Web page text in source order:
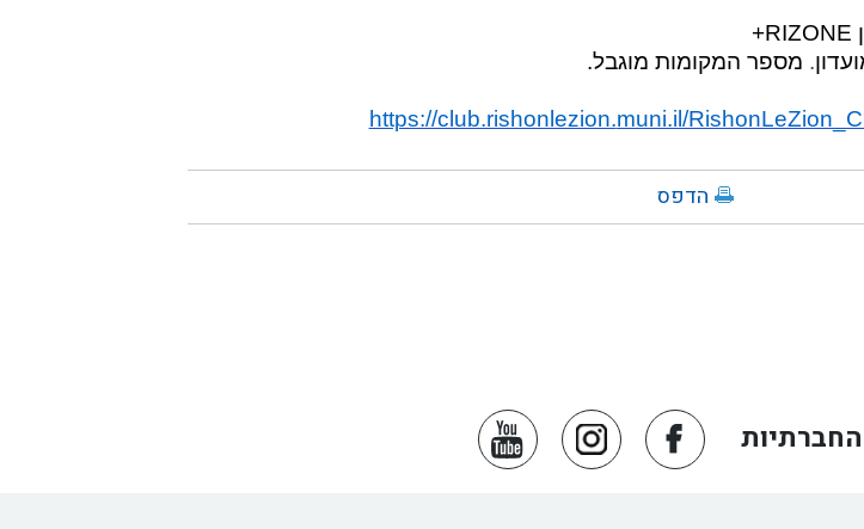
RIZONE
+
. מספר המקומות מוגבל.
https://club.rishonlezion.muni.il/
הדפס